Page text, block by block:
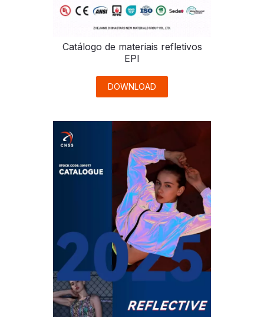
Catálogo de materiais refletivos
EPI
DOWNLOAD